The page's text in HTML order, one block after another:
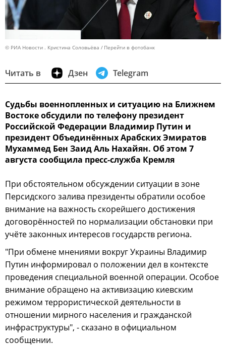
© РИА Новости . Кристина Соловьёва Перейти в фотобанк
Читать в Дзен Telegram
Судьбы военнопленных и ситуацию на Ближнем
Востоке обсудили по телефону президент
Российской Федерации Владимир Путин и
президент Объединённых Арабских Эмиратов
Мухаммед Бен Заид Аль Нахайян. Об этом 7
августа сообщила пресс-служба Кремля
При обстоятельном обсуждении ситуации в зоне
Персидского залива президенты обратили особое
внимание на важность скорейшего достижения
договорённостей по нормализации обстановки при
учёте законных интересов государств региона.
"При обмене мнениями вокруг Украины Владимир
Путин информировал о положении дел в контексте
проведения специальной военной операции. Особое
внимание обращено на активизацию киевским
режимом террористической деятельности в
отношении мирного населения и гражданской
инфраструктуры", - сказано в официальном
сообщении.